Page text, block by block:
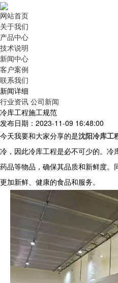
网站首页
关于我们
产品中心
技术说明
新闻中心
客户案例
联系我们
新闻详细
行业资讯 公司新闻
冷库工程施工规范
发布日期：2023-11-09 16:48:00
今天我要和大家分享的是沈阳冷库工
冷，因此冷库工程是必不可少的。冷
药品等物品，确保其品质和新鲜度。
更加新鲜、健康的食品和服务。